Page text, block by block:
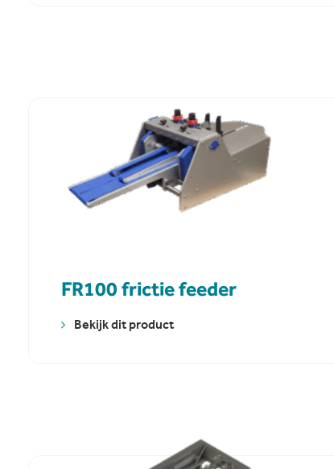
FR100 frictie feeder
Bekijk dit product